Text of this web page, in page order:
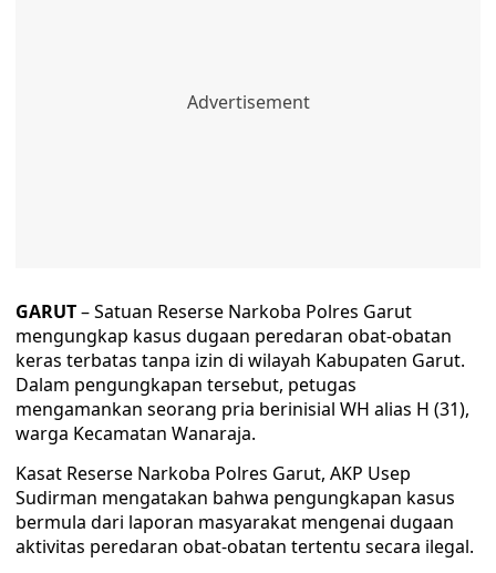
GARUT– Satuan Reserse Narkoba Polres Garut
mengungkap kasus dugaan peredaran obat-obatan
keras terbatas tanpa izin di wilayah Kabupaten Garut.
Dalam pengungkapan tersebut, petugas
mengamankan seorang pria berinisial WH alias H (31),
warga Kecamatan Wanaraja.
Kasat Reserse Narkoba Polres Garut, AKP Usep
Sudirman mengatakan bahwa pengungkapan kasus
bermula dari laporan masyarakat mengenai dugaan
aktivitas peredaran obat-obatan tertentu secara ilegal.